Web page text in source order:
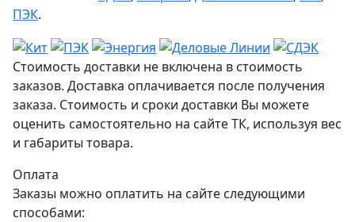
ПЭК.
Стоимость доставки не включена в стоимость
заказов. Доставка оплачивается после получения
заказа. Стоимость и сроки доставки Вы можете
оценить самостоятельно на сайте ТК, используя вес
и габариты товара.
Оплата
Заказы можно оплатить на сайте следующими
способами: